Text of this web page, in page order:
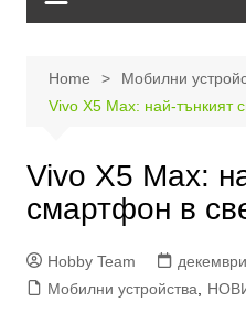
Home
Мобилни
Vivo X5 Max: най-тънкият
Vivo X5 Max:
смартфон в
Hobby Team
Мобилни устройства